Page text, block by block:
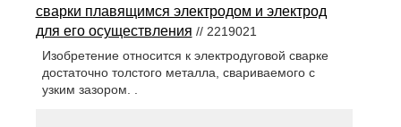
сварки плавящимся электродом и электрод
для его осуществления // 2219021
Изобретение относится к электродуговой сварке
достаточно толстого металла, свариваемого с
узким зазором. .